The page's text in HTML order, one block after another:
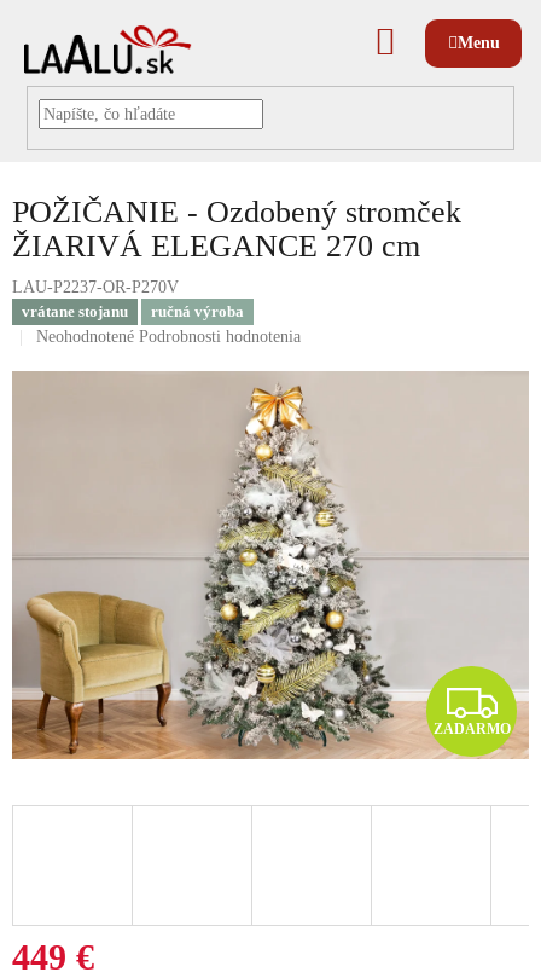
NÁKUPNÝ
KOŠÍK
POŽIČANIE - Ozdobený stromček
ŽIARIVÁ ELEGANCE 270 cm
LAU-P2237-OR-P270V
vrátane stojanu
ručná výroba
Priemerné
Neohodnotené Podrobnosti hodnotenia
Z
A
D
ZADARMO
449 €